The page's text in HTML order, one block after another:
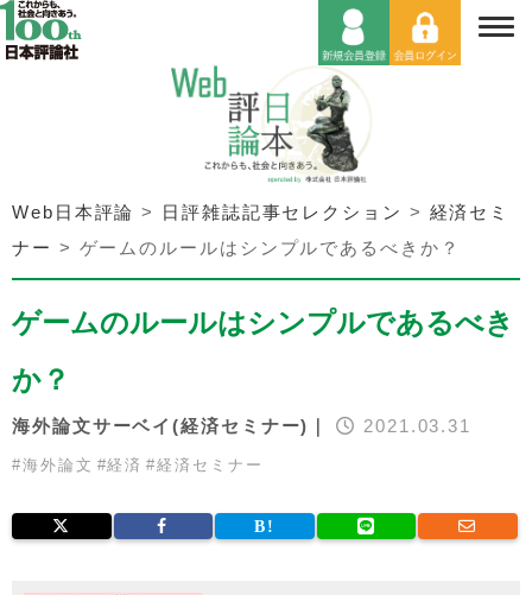
Web日本評論 > 日評雑誌記事セレクション > 経済セミ
ナー > ゲームのルールはシンプルであるべきか？
ゲームのルールはシンプルであるべき
か？
海外論文サーベイ(経済セミナー)｜ 2021.03.31
#海外論文 #経済 #経済セミナー